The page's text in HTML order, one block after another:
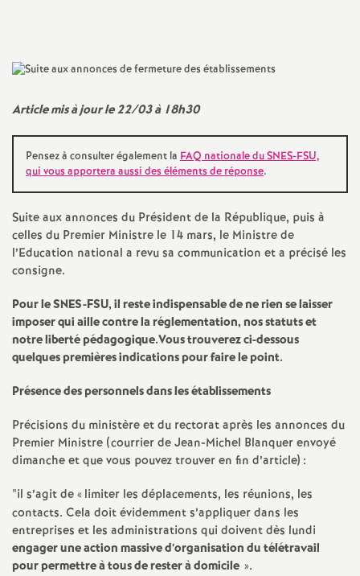
t
o
n
a
d
e
s
E
n
s
Article mis à jour le 22/03 à 18h30
Pensez à consulter également la FAQ nationale du SNES-FSU,
qui vous apportera aussi des éléments de réponse.
Suite aux annonces du Président de la République, puis à
celles du Premier Ministre le 14 mars, le Ministre de
l’Education national a revu sa communication et a précisé les
consigne.
Pour le SNES-FSU, il reste indispensable de ne rien se laisser
imposer qui aille contre la réglementation, nos statuts et
notre liberté pédagogique.Vous trouverez ci-dessous
quelques premières indications pour faire le point.
Présence des personnels dans les établissements
Précisions du ministère et du rectorat après les annonces du
Premier Ministre (courrier de Jean-Michel Blanquer envoyé
dimanche et que vous pouvez trouver en fin d’article) :
"il s’agit de «limiter les déplacements, les réunions, les
contacts. Cela doit évidemment s’appliquer dans les
entreprises et les administrations qui doivent dès lundi
engager une action massive d’organisation du télétravail
pour permettre à tous de rester à domicile ».